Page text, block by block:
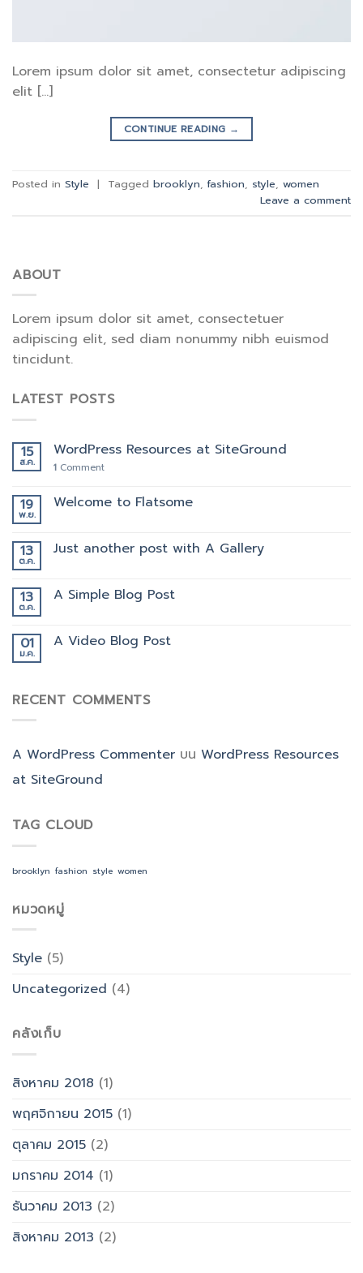
Lorem ipsum dolor sit amet, consectetur adipiscing
elit […]
CONTINUE READING →
Posted in Style | Tagged brooklyn,fashion, style, women
Leave a comment
ABOUT
Lorem ipsum dolor sit amet, consectetuer
adipiscing elit, sed diam nonummy nibh euismod
tincidunt.
LATEST POSTS
15
ส.ค.
WordPress Resources at SiteGround
1 Comment
19
พ.ย.
Welcome to Flatsome
13
ต.ค.
Just another post with A Gallery
13
ต.ค.
A Simple Blog Post
01
ม.ค.
A Video Blog Post
RECENT COMMENTS
A WordPress Commenter บน WordPress Resources
at SiteGround
TAG CLOUD
brooklyn fashion style women
หมวดหมู่
Style (5)
Uncategorized (4)
คลังเก็บ
สิงหาคม 2018 (1)
พฤศจิกายน 2015 (1)
ตุลาคม 2015 (2)
มกราคม 2014 (1)
ธันวาคม 2013 (2)
สิงหาคม 2013 (2)